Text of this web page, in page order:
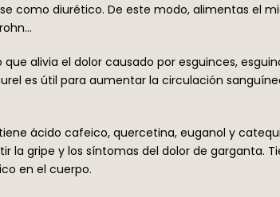
como diurético. De este modo, alimentas el
alivia el dolor causado por esguinces,
es útil para aumentar la circulación
ácido cafeico, quercetina, euganol y
la gripe y los síntomas del dolor de garganta.
en el cuerpo.